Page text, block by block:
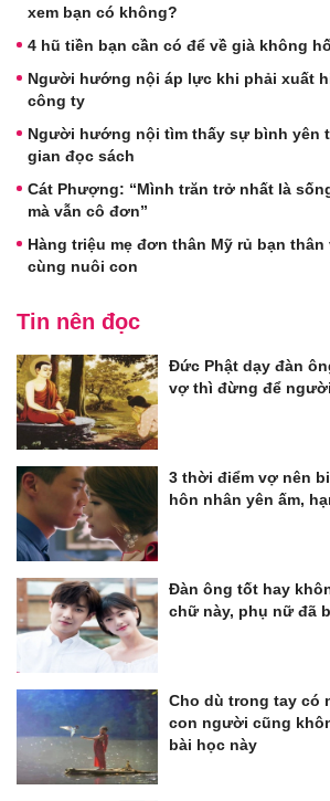
xem bạn có không?
4 hũ tiền bạn cần có để về già không
Người hướng nội áp lực khi phải xuất
công ty
Người hướng nội tìm thấy sự bình yên
gian đọc sách
Cát Phượng: “Mình trăn trở nhất là
mà vẫn cô đơn”
Hàng triệu mẹ đơn thân Mỹ rủ bạn
cùng nuôi con
Tin nên đọc
Đức Phật dạy đàn
vợ thì đừng để
3 thời điểm vợ nên
hôn nhân yên ấm,
Đàn ông tốt hay
chữ này, phụ nữ đã
Cho dù trong tay có
con người cũng
bài học này